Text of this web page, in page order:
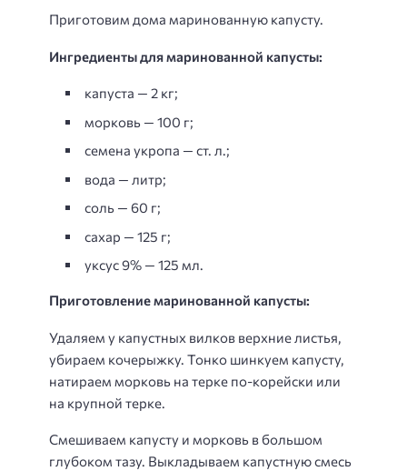
Приготовим дома маринованную капусту.
Ингредиенты для маринованной капусты:
капуста — 2 кг;
морковь — 100 г;
семена укропа — ст. л.;
вода — литр;
соль — 60 г;
сахар — 125 г;
уксус 9% — 125 мл.
Приготовление маринованной капусты:
Удаляем у капустных вилков верхние листья,
убираем кочерыжку. Тонко шинкуем капусту,
натираем морковь на терке по-корейски или
на крупной терке.
Смешиваем капусту и морковь в большом
глубоком тазу. Выкладываем капустную смесь